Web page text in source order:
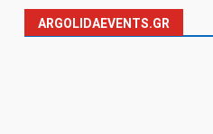
ARGOLIDAEVENTS.GR